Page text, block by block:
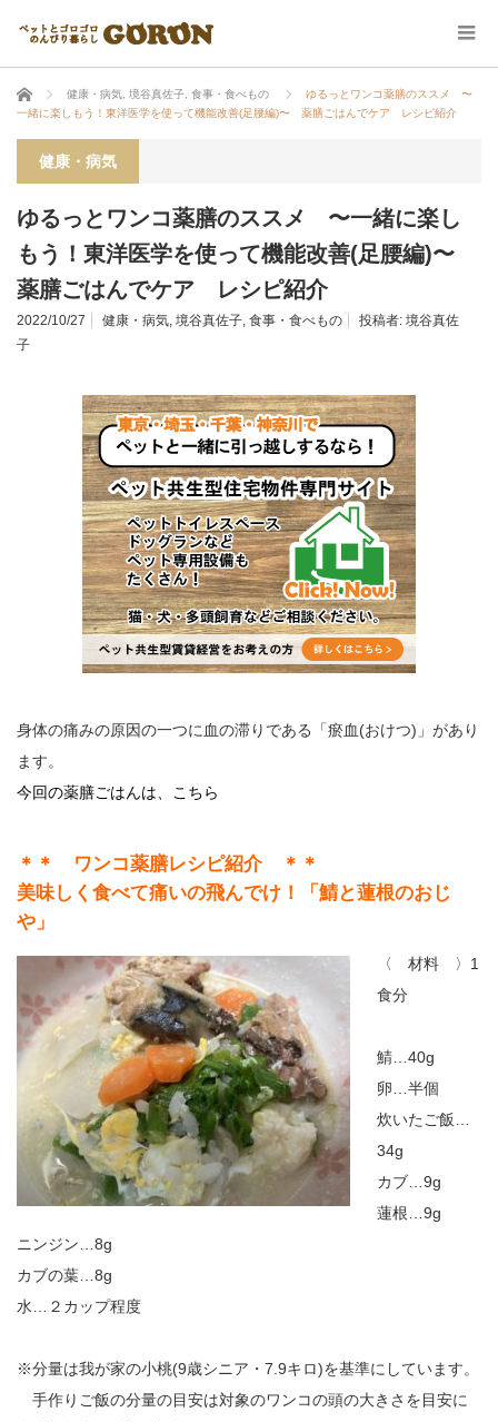
ホーム 健康・病気 境谷真佐子 食事・食べもの
ゆるっとワンコ薬膳のススメ 〜
一緒に楽しもう！東洋医学を使って機能改善(足腰編)〜 薬膳ごはんでケア レシピ紹介
健康・病気
ゆるっとワンコ薬膳のススメ 〜一緒に楽し
もう！東洋医学を使って機能改善(足腰編)〜
薬膳ごはんでケア レシピ紹介
2022/10/27 健康・病気, 境谷真佐子, 食事・食べもの 投稿者: 境谷真佐
子
身体の痛みの原因の一つに血の滞りである「瘀血(おけつ)」があり
ます。
今回の薬膳ごはんは、こちら
＊＊ ワンコ薬膳レシピ紹介 ＊＊
美味しく食べて痛いの飛んでけ！「鯖と蓮根のおじ
や」
〈 材料 〉1
食分
鯖…40g
卵…半個
炊いたご飯…
34g
カブ…9g
蓮根…9g
ニンジン…8g
カブの葉…8g
水…２カップ程度
※分量は我が家の小桃(9歳シニア・7.9キロ)を基準にしています。
手作りご飯の分量の目安は対象のワンコの頭の大きさを目安に